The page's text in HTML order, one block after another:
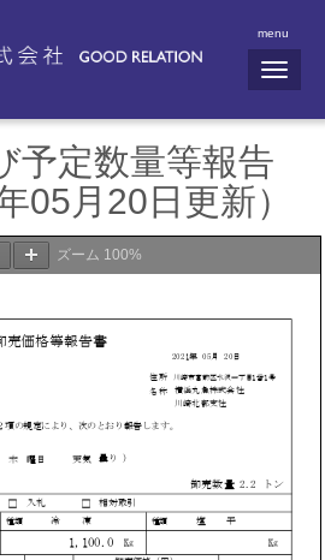
menu
N
a
i
n
予定数量等報告
05月20日更新）
ズーム 100%